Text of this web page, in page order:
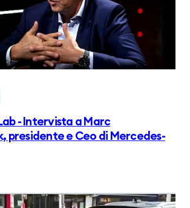
- Intervista a Marc
presidente e Ceo di Mercedes-